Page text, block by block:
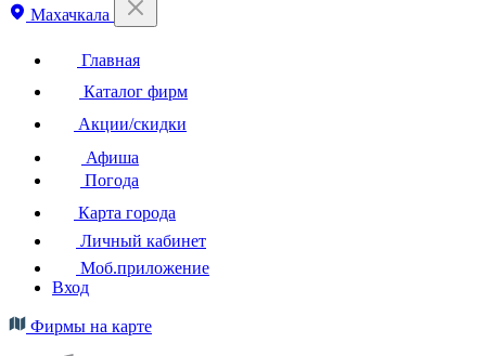
Махачкала
Главная
Каталог фирм
Акции/скидки
Афиша
Погода
Карта города
Личный кабинет
Моб.приложение
Вход
Фирмы на карте